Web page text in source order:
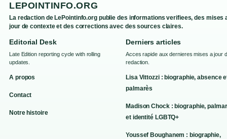
LEPOINTINFO.ORG
La redaction de LePointinfo.org publie des informations verifiees, des mises
jour de contexte et des corrections avec des sources claires.
Editorial Desk
Late Edition reporting cycle with rolling
updates.
A propos
Contact
Notre histoire
Derniers articles
Acces rapide aux dernieres mises a jour
redaction.
Lisa Vittozzi : biographie, absence
palmarès
Madison Chock : biographie,
et identité LGBTQ+
Youssef Boughanem : biographie,